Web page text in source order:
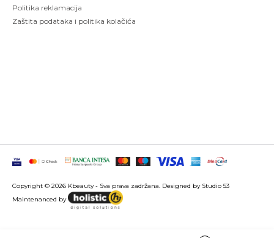
Politika reklamacija
Zaštita podataka i politika kolačića
Copyright © 2026 Kbeauty - Sva prava zadržana. Designed by Studio 53
Maintenanced by